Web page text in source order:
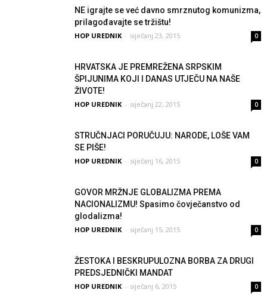
NE igrajte se već davno smrznutog komunizma,
prilagođavajte se tržištu!
HOP UREDNIK - siječanj 23, 2015 0
HRVATSKA JE PREMREŽENA SRPSKIM
ŠPIJUNIMA KOJI I DANAS UTJEČU NA NAŠE
ŽIVOTE!
HOP UREDNIK - siječanj 22, 2015 0
STRUČNJACI PORUČUJU: NARODE, LOŠE VAM
SE PIŠE!
HOP UREDNIK - siječanj 16, 2015 0
GOVOR MRŽNJE GLOBALIZMA PREMA
NACIONALIZMU! Spasimo čovječanstvo od
glodalizma!
HOP UREDNIK - siječanj 15, 2015 0
ŽESTOKA I BESKRUPULOZNA BORBA ZA DRUGI
PREDSJEDNIČKI MANDAT
HOP UREDNIK - siječanj 6, 2015 0